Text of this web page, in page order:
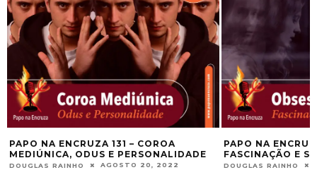
PAPO NA ENCRUZA 160 – OBSESSÃO,
FASCINAÇÃO E SUBJUGAÇÃO
DOUGLAS RAINHO JANEIRO 20, 2024
PAPO NA
DOUGLAS RAINHO